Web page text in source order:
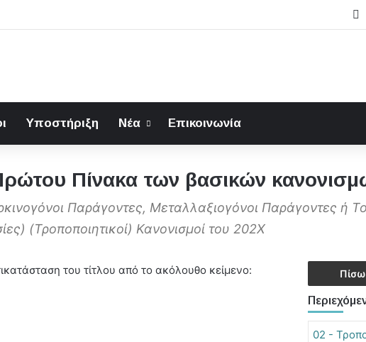
Υποστήριξη Νέα Επικοινωνία
Πίνακα των βασικών
Παράγοντες, Μεταλλαξιογόνοι Παράγοντες ή
(Τροποποιητικοί) Κανονισμοί του 202X
του τίτλου από το ακόλουθο κείμενο:
02 -